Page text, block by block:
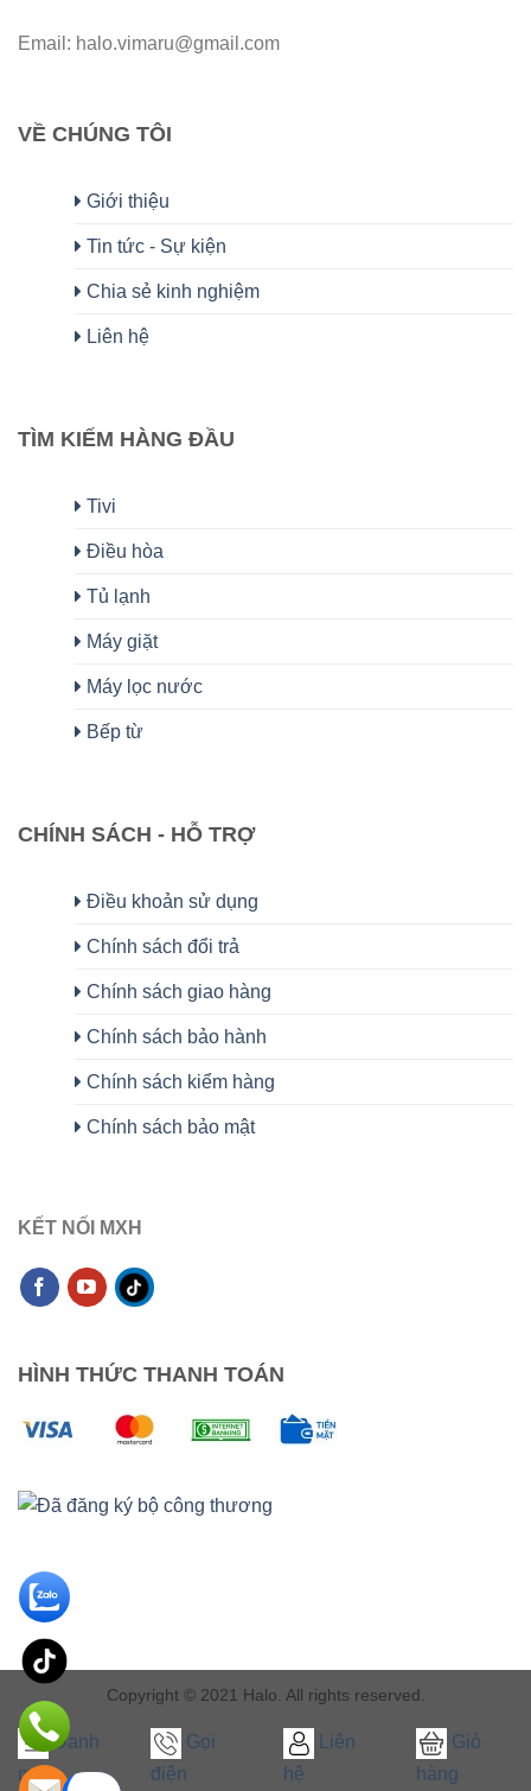
Email: halo.vimaru@gmail.com
VỀ CHÚNG TÔI
Giới thiệu
Tin tức - Sự kiện
Chia sẻ kinh nghiệm
Liên hệ
TÌM KIẾM HÀNG ĐẦU
Tivi
Điều hòa
Tủ lạnh
Máy giặt
Máy lọc nước
Bếp từ
CHÍNH SÁCH - HỖ TRỢ
Điều khoản sử dụng
Chính sách đổi trả
Chính sách giao hàng
Chính sách bảo hành
Chính sách kiểm hàng
Chính sách bảo mật
KẾT NỐI MXH
HÌNH THỨC THANH TOÁN
Copyright © 2021 Halo. All rights reserved.
Danh
mục
Gọi
điện
Liên
hệ
Giỏ
hàng